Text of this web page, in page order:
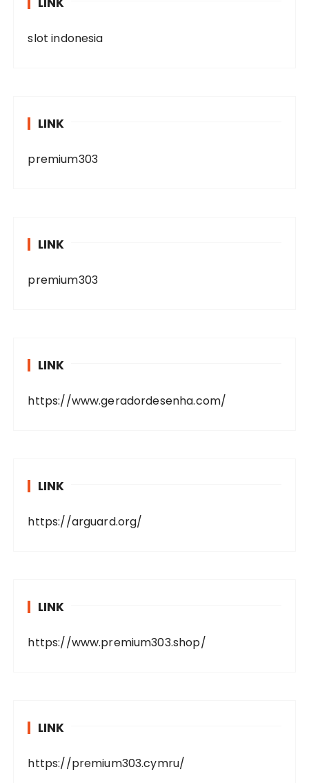
slot indonesia
LINK
premium303
LINK
premium303
LINK
https://www.geradordesenha.com/
LINK
https://arguard.org/
LINK
https://www.premium303.shop/
LINK
https://premium303.cymru/